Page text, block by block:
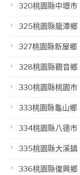
320桃園縣中壢市
325桃園縣龍潭鄉
327桃園縣新屋鄉
328桃園縣觀音鄉
330桃園縣桃園市
333桃園縣龜山鄉
334桃園縣八德市
335桃園縣大溪鎮
336桃園縣復興鄉